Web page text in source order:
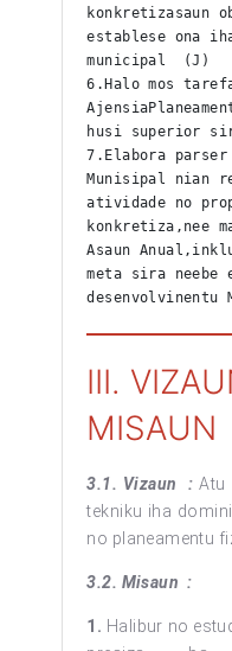
konkretizasaun
establese ona
municipal  (J)
6.Halo mos
husi superior
7.Elabora
Munisipal nian
atividade no
konkretiza,nee
Asaun
meta sira neebe
desenvolvinentu
III.
MISAUN
3.1. Vizaun :Atu
tekniku iha
no planeamentu
3.2. Misaun :
1. Halibur no